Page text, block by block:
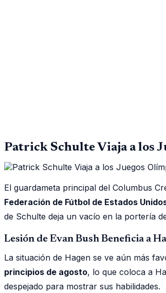
Patrick Schulte Viaja a los
El guardameta principal del Columbus
Federación de Fútbol de Estados
de Schulte deja un vacío en la portería
Lesión de Evan Bush Beneficia a
La situación de Hagen se ve aún más
principios de agosto, lo que coloca a
despejado para mostrar sus habilidades.